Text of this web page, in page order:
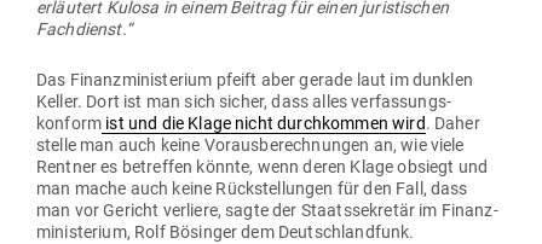
erläutert Kulosa in einem Beitrag für einen juris­ti­schen
Fachdienst.“
Das Finanz­mi­nis­terium pfeift aber gerade laut im dunklen
Keller. Dort ist man sich sicher, dass alles ver­fas­sungs­
konform ist und die Klage nicht durch­kommen wird. Daher
stelle man auch keine Vor­aus­be­rech­nungen an, wie viele
Rentner es betreffen könnte, wenn deren Klage obsiegt und
man mache auch keine Rück­stel­lungen für den Fall, dass
man vor Gericht ver­liere, sagte der Staats­se­kretär im Finanz­
mi­nis­terium, Rolf Bösinger dem Deutschlandfunk.